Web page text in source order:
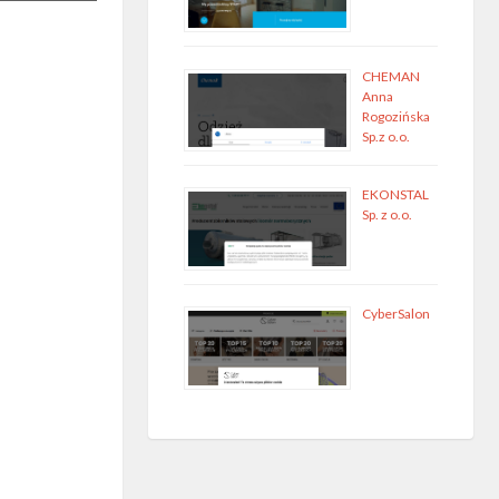
CHEMAN
Anna
Rogozińska
Sp.z o.o.
EKONSTAL
Sp. z o.o.
CyberSalon